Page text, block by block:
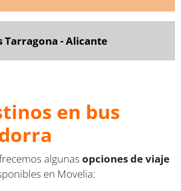
Tarragona - Alicante
en bus
algunas opciones de viaje
en Movelia: